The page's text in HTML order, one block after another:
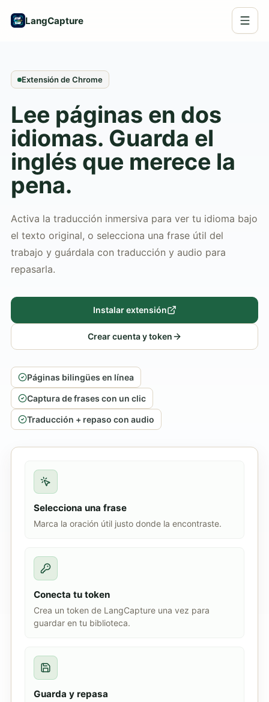
LangCapture
Extensión de Chrome
Lee páginas en dos
idiomas. Guarda el
inglés que merece la
pena.
Activa la traducción inmersiva para ver tu idioma bajo
el texto original, o selecciona una frase útil del
trabajo y guárdala con traducción y audio para
repasarla.
Instalar extensión
Crear cuenta y token
Páginas bilingües en línea
Captura de frases con un clic
Traducción + repaso con audio
Selecciona una frase
Marca la oración útil justo donde la encontraste.
Conecta tu token
Crea un token de LangCapture una vez para
guardar en tu biblioteca.
Guarda y repasa